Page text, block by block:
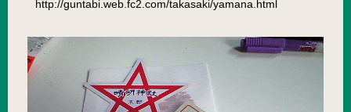
http://guntabi.web.fc2.com/takasaki/yamana.html